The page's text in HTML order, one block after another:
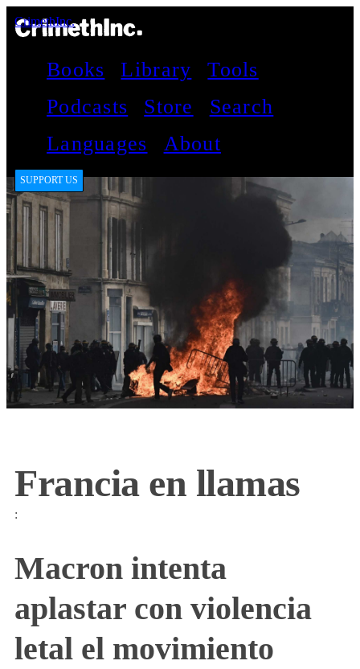
CrimethInc.
Books Library
Tools
Podcasts
Store
Search
Languages
About
SUPPORT US
Francia en llamas
:
Macron intenta
aplastar con violencia
letal el movimiento